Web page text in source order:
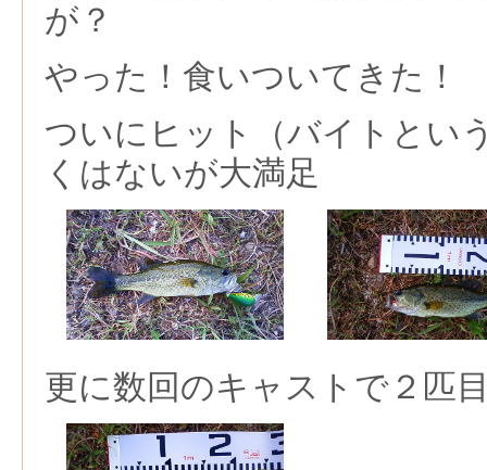
が？
やった！食いついてきた！
ついにヒット（バイトとい
くはないが大満足
更に数回のキャストで２匹